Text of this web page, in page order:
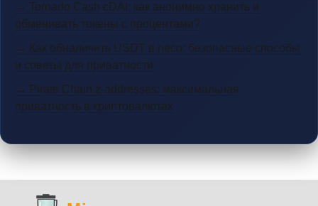
→ Tornado Cash cDAI: как анонимно хранить и
обменивать токены с процентами?
→ Как обналичить USDT в песо: безопасные способы
и советы для приватности
→ Pirate Chain z-addresses: максимальная
приватность в криптовалютах